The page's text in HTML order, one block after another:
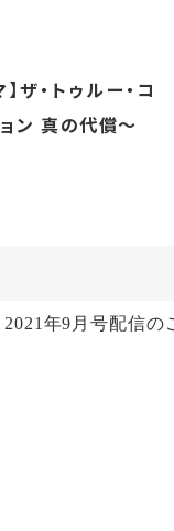
ザ・トゥルー・コ
ン 真の代償～